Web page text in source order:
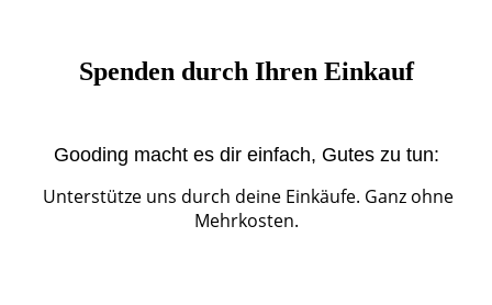
Spenden durch Ihren Einkauf
Gooding macht es dir einfach, Gutes zu tun:
Unterstütze uns durch deine Einkäufe. Ganz ohne
Mehrkosten.